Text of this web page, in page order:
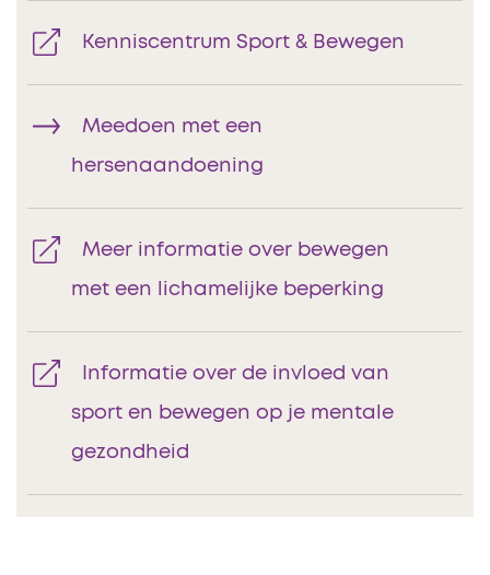
Kenniscentrum Sport & Bewegen
Meedoen met een
hersenaandoening
Meer informatie over bewegen
met een lichamelijke beperking
Informatie over de invloed van
sport en bewegen op je mentale
gezondheid